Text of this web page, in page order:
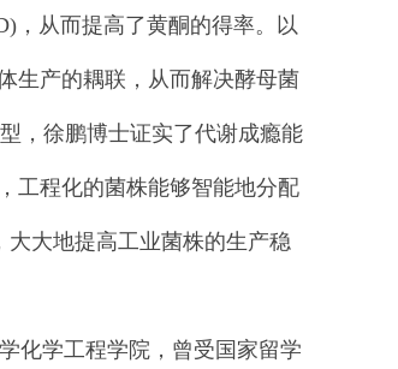
，从而提高了黄酮的得率。以
生产的耦联，从而解决酵母菌
，徐鹏博士证实了代谢成瘾能
工程化的菌株能够智能地分配
大大地提高工业菌株的生产稳
化学工程学院，曾受国家留学